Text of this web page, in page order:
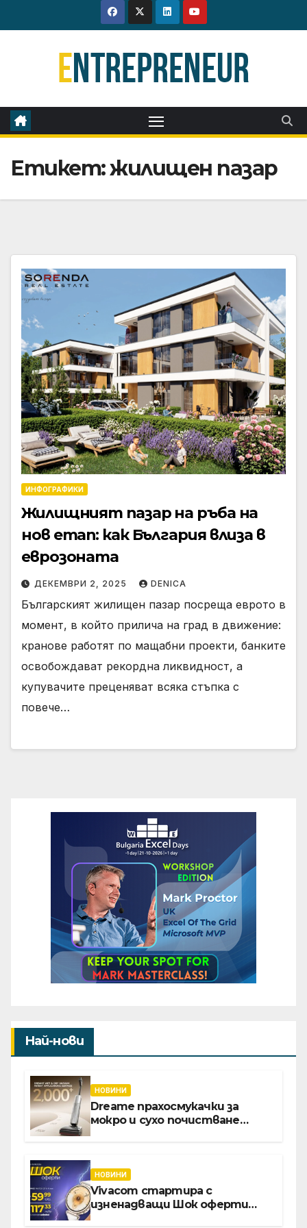
to
Етикет:жилищен пазар
ИНФОГРАФИКИ
Жилищният пазар на ръба на
нов етап: как България влиза в
еврозоната
ДЕКЕМВРИ 2, 2025 DENICA
Българският жилищен пазар посреща еврото в
момент, в който прилича на град в движение:
кранове работят по мащабни проекти, банките
освобождават рекордна ликвидност, а
купувачите преценяват всяка стъпка с
повече…
Най-нови
НОВИНИ
Dreame прахосмукачки за
мокро и сухо почистване
НОВИНИ
Vivacom стартира с
изненадващи Шок оферти